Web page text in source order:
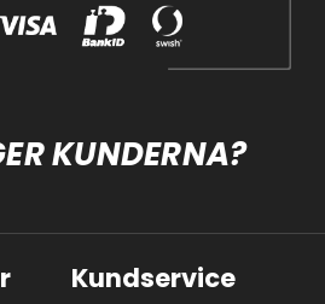
KUNDERNA?
Kundservice